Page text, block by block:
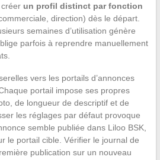
un profil distinct par fonction
direction) dès le départ.
semaines d’utilisation génère
parfois à reprendre manuellement
vers les portails d’annonces
portail impose ses propres
de longueur de descriptif et de
les réglages par défaut provoque
semble publiée dans Liloo BSK,
le portail cible. Vérifier le journal de
publication sur un nouveau